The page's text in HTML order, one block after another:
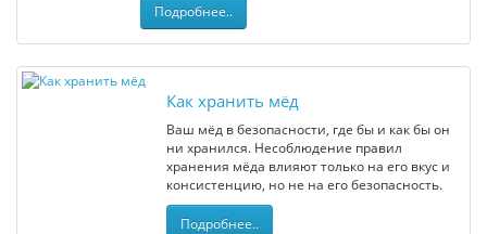
Подробнее..
Как хранить мёд
Ваш мёд в безопасности, где бы и как бы он
ни хранился. Несоблюдение правил
хранения мёда влияют только на его вкус и
консистенцию, но не на его безопасность.
Подробнее..